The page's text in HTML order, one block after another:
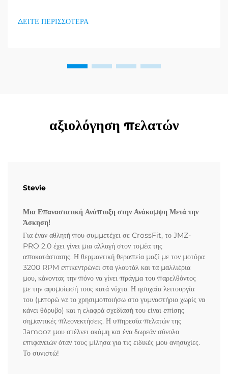
διανομείς το έχουν ήδη κατανοήσει...
ΔΕΙΤΕ ΠΕΡΙΣΣΟΤΕΡΑ
αξιολόγηση πελατών
Stevie
Μια Επαναστατική Ανάπτυξη στην Ανάκαμψη Μετά την
Άσκηση!
Για έναν αθλητή που συμμετέχει σε CrossFit, το JMZ-
PRO 2.0 έχει γίνει μια αλλαγή στον τομέα της
αποκατάστασης. Η θερμαντική θεραπεία μαζί με τον μοτόρα
3200 RPM επικεντρώνει στα γλουτάλ και τα μαλλιέρια
μου, κάνοντας την πόνο να γίνει πράγμα του παρελθόντος
με την αφομοίωσή τους κατά νύχτα. Η ησυχαία λειτουργία
του (μπορώ να το χρησιμοποιήσω στο γυμναστήριο χωρίς να
κάνει θόρυβο) και η ελαφρά σχεδίασή του είναι επίσης
σημαντικές πλεονεκτήσεις. Η υπηρεσία πελατών της
Jamooz μου στέλνει ακόμη και ένα δωρεάν σύνολο
επιφανειών όταν τους μίλησα για τις ειδικές μου ανησυχίες.
Το συνιστώ!